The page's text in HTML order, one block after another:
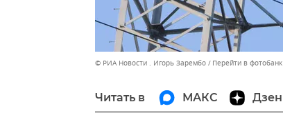
© РИА Новости . Игорь Зарембо Перейти в фотобанк
Читать в МАКС Дзен